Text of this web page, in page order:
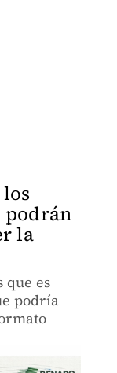
podrán
la
que es
podría